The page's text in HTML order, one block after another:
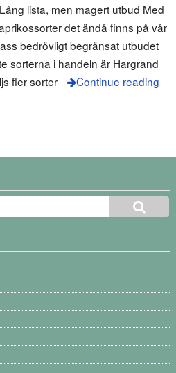
lista, men magert utbud Med
det ändå finns på vår
bedrövligt begränsat utbudet
sorterna i handeln är Hargrand
fler sorter
Continue reading